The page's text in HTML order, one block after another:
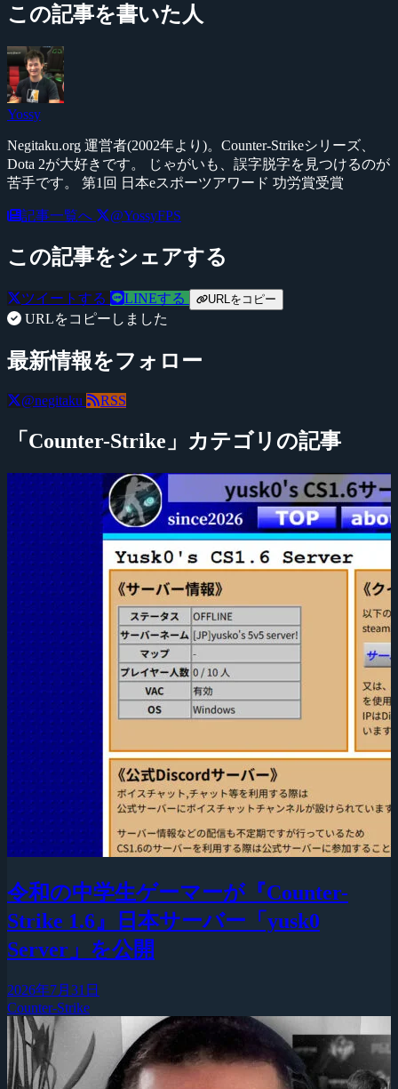
この記事を書いた人
Yossy
Negitaku.org 運営者(2002年より)。Counter-Strikeシリーズ、
Dota 2が大好きです。 じゃがいも、誤字脱字を見つけるのが
苦手です。 第1回 日本eスポーツアワード 功労賞受賞
記事一覧へ @YossyFPS
この記事をシェアする
ツイートする LINEする URLをコピー
URLをコピーしました
最新情報をフォロー
@negitaku RSS
「Counter-Strike」カテゴリの記事
令和の中学生ゲーマーが『Counter-
Strike 1.6』日本サーバー「yusk0
Server」を公開
2026年7月31日
Counter-Strike